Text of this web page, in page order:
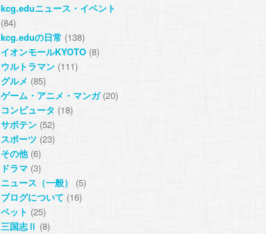
kcg.eduニュース・イベント
(84)
kcg.eduの日常 (138)
イオンモールKYOTO (8)
ウルトラマン (111)
グルメ (85)
ゲーム・アニメ・マンガ(20)
コンピュータ (18)
サボテン (52)
スポーツ (23)
その他(6)
ドラマ (3)
ニュース（一般）
(5)
ブログについて (16)
ペット (25)
三国志Ⅱ (8)